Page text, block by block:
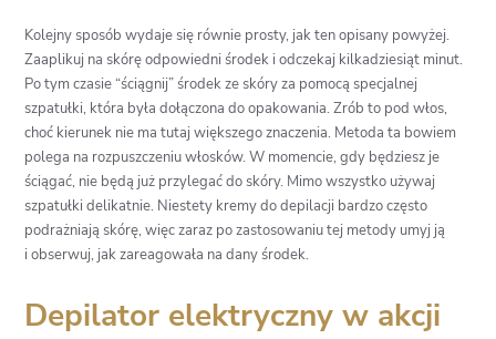
Kolejny sposób wydaje się równie prosty, jak ten opisany powyżej.
Zaaplikuj na skórę odpowiedni środek i odczekaj kilkadziesiąt minut.
Po tym czasie “ściągnij” środek ze skóry za pomocą specjalnej
szpatułki, która była dołączona do opakowania. Zrób to pod włos,
choć kierunek nie ma tutaj większego znaczenia. Metoda ta bowiem
polega na rozpuszczeniu włosków. W momencie, gdy będziesz je
ściągać, nie będą już przylegać do skóry. Mimo wszystko używaj
szpatułki delikatnie. Niestety kremy do depilacji bardzo często
podrażniają skórę, więc zaraz po zastosowaniu tej metody umyj ją
i obserwuj, jak zareagowała na dany środek.
Depilator elektryczny w akcji